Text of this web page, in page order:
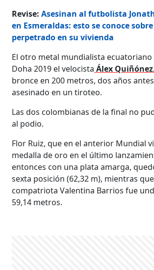
Revise:Asesinan al futbolista
en Esmeraldas: esto se conoce
perpetrado en su vivienda
El otro metal mundialista
Doha 2019 el velocista Álex Quiñónez
bronce en 200 metros, dos años
asesinado en un tiroteo.
Las dos colombianas de la final no
al podio.
Flor Ruiz, que en el anterior Mundial
medalla de oro en el último
entonces con una plata amarga,
sexta posición (62,32 m), mientras
compatriota Valentina Barrios fue
59,14 metros.